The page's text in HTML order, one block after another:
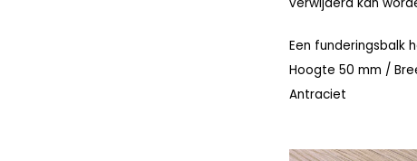
Een funderingsbalk
Hoogte 50 mm /
Antraciet